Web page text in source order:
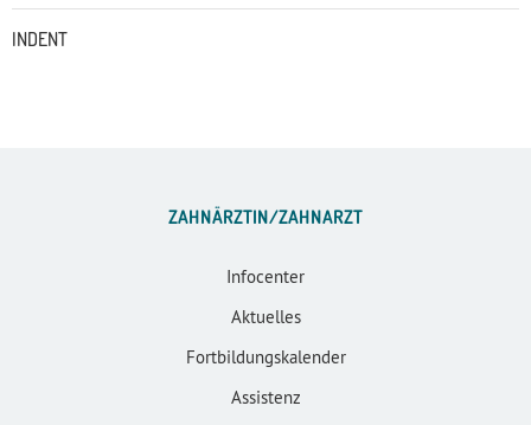
INDENT
ZAHNÄRZTIN/ZAHNARZT
Infocenter
Aktuelles
Fortbildungskalender
Assistenz